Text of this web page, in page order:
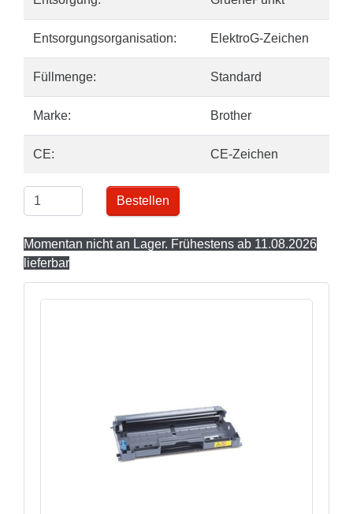
Entsorgungsorganisation: ElektroG-Zeichen
Füllmenge: Standard
Marke: Brother
CE: CE-Zeichen
Bestellen
Momentan nicht an Lager. Frühestens ab 11.08.2026
lieferbar